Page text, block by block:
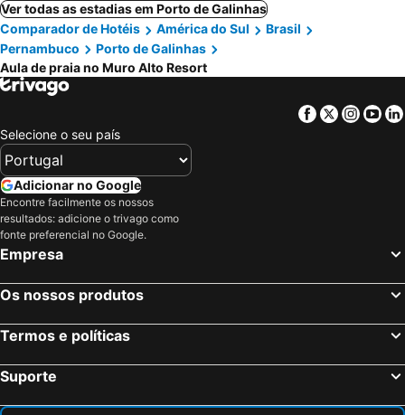
Ver todas as estadias em Porto de Galinhas
Comparador de Hotéis
América do Sul
Brasil
Pernambuco
Porto de Galinhas
Aula de praia no Muro Alto Resort
Facebook
Twitter
Selecione o seu país
Adicionar no Google
Encontre facilmente os nossos
resultados: adicione o trivago como
fonte preferencial no Google.
Empresa
Os nossos produtos
Termos e políticas
Suporte